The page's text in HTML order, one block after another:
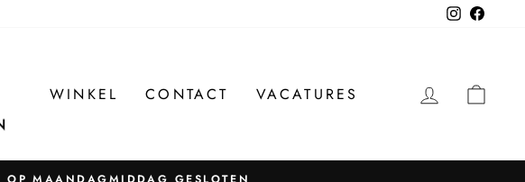
Instagram
WINKEL CONTACT VACATURES